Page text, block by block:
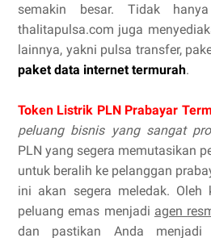
semakin besar. Tidak
thalitapulsa.com juga
lainnya, yakni pulsa transfer,
paket data internet termurah.
Token Listrik PLN Prabayar
peluang bisnis yang sangat
PLN yang segera memutasikan
untuk beralih ke pelanggan
ini akan segera meledak. Oleh
peluang emas menjadi agen
dan pastikan Anda